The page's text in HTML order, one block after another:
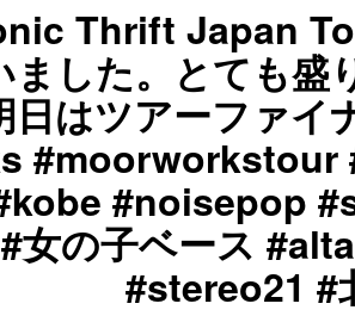
Thrift Japan
ました。とても盛
はツアーファイ
#noisepop
女の子ベース
#stereo21 #